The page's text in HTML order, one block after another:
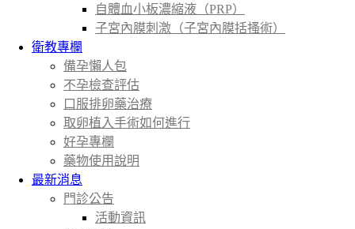
自體血小板濃縮液（PRP）
子宮內膜刺激（子宮內膜括搔術）
衛教專欄
備孕懶人包
不孕檢查評估
口服排卵藥治療
取卵植入手術如何進行
好孕專欄
藥物使用說明
最新消息
門診公告
活動資訊